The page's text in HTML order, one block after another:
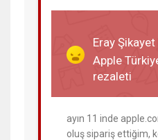
Eray Şikayet
Apple
rezaleti
ayın 11 inde
oluş sipariş ettiğim,